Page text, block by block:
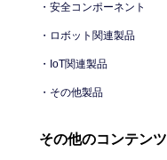
・安全コンポーネント
・ロボット関連製品
・IoT関連製品
・その他製品
その他のコンテンツ